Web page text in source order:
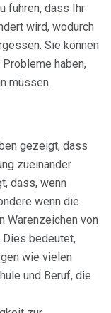
führen, dass Ihr
wird, wodurch
Sie können
haben,
müssen.
gezeigt, dass
zueinander
dass, wenn
wenn die
Warenzeichen von
Dies bedeutet,
wie vielen
und Beruf, die